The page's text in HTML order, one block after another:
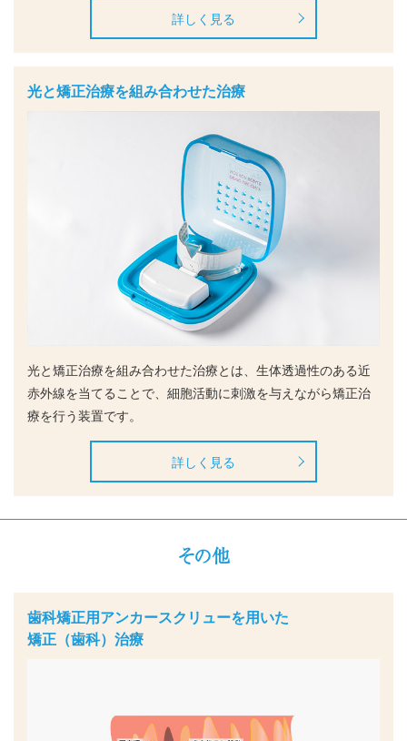
詳しく見る
光と矯正治療を組み合わせた治療
光と矯正治療を組み合わせた治療とは、生体透過性のある近
赤外線を当てることで、細胞活動に刺激を与えながら矯正治
療を行う装置です。
詳しく見る
その他
歯科矯正用アンカースクリューを用いた
矯正（歯科）治療